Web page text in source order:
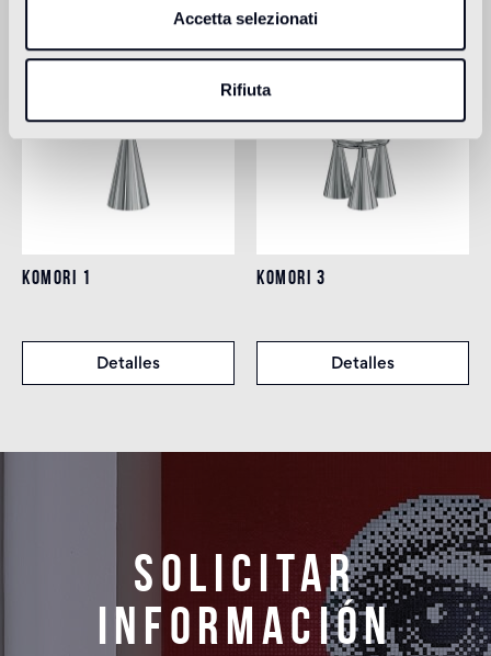
Accetta selezionati
Rifiuta
KOMORI 1
Detalles
KOMORI 3
Detalles
Solicitar
información